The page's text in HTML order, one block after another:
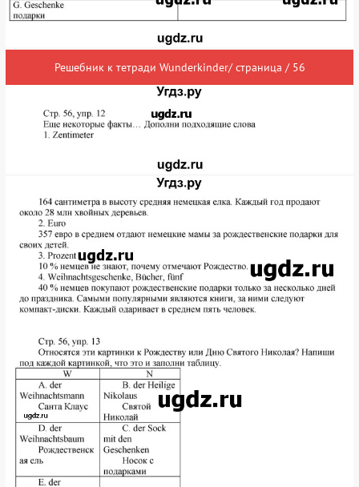
Решебник к тетради Wunderkinder/ страница / 56